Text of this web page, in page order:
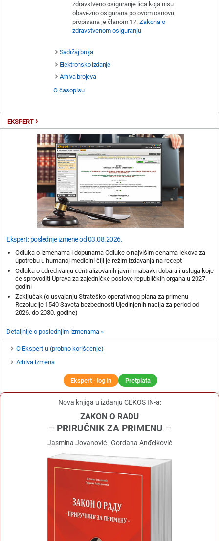
zdravstveno osiguranje lica koja nisu
obavezno osigurana po ovom osnovu
propisana je članom 17. Zakona o
zdravstvenom osiguranju
Sadržaj broja
Elektronsko izdanje
Arhiva brojeva
O časopisu
EKSPERT ›
Ekspert: poslednje izmene od 03.08.2026.
Odluka o izmenama i dopunama Odluke o najvišim cenama lekova za
upotrebu u humanoj medicini čiji je režim izdavanja na recept
Odluka o određivanju centralizovanih javnih nabavki dobara i usluga koje
će sprovoditi Uprava za zajedničke poslove republičkih organa u 2027.
godini
Zaključak (o usvajanju Strateško-operativnog plana za primenu
Rezolucije 1540 Saveta bezbednosti Ujedinjenih nacija za period od
2026. do 2030. godine)
Detaljnije o poslednjim izmenama »
O Ekspert-u (probno korišćenje)
Arhiva izmena
Ekspert - log in Pretplata
Nova knjiga u izdanju CEKOS IN-a:
ZAKON O RADU
– PRIRUČNIK ZA PRIMENU –
Jasmina Jovanović i Gordana Anđelković